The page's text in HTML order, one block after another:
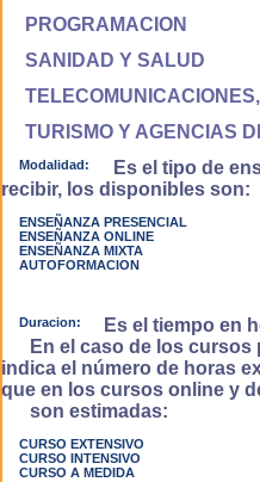
PROGRAMACION
SANIDAD Y SALUD
TURISMO Y AGENCIAS
Modalidad:
Es el tipo de
recibir, los disponibles son:
ENSEÑANZA PRESENCIAL
ENSEÑANZA ONLINE
ENSEÑANZA MIXTA
AUTOFORMACION
Duracion:
Es el tiempo en
En el caso de los cursos
indica el número de horas
que en los cursos online y
son estimadas:
CURSO EXTENSIVO
CURSO INTENSIVO
CURSO A MEDIDA